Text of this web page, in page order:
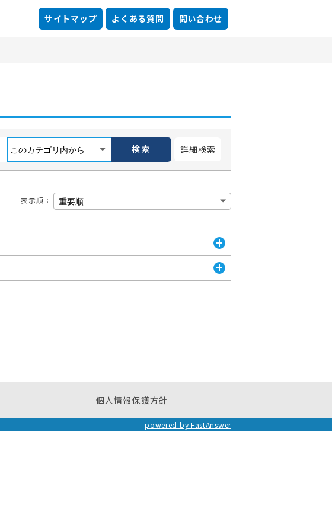
サイトマップ よくある質問 問い合わせ
検索 詳細検索
表示順 ：
開
く
開かれた部署、グループ、検索画面のいずれかが表示さ
開
個人情報保護方針
powered by FastAnswer